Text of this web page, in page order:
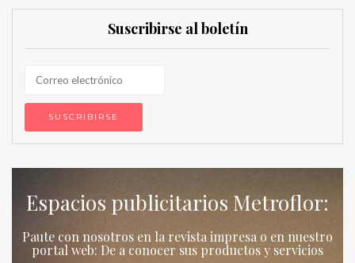
Suscribirse al boletín
Espacios publicitarios Metroflor:
Paute con nosotros en la revista impresa o en nuestro
portal web: De a conocer sus productos y servicios